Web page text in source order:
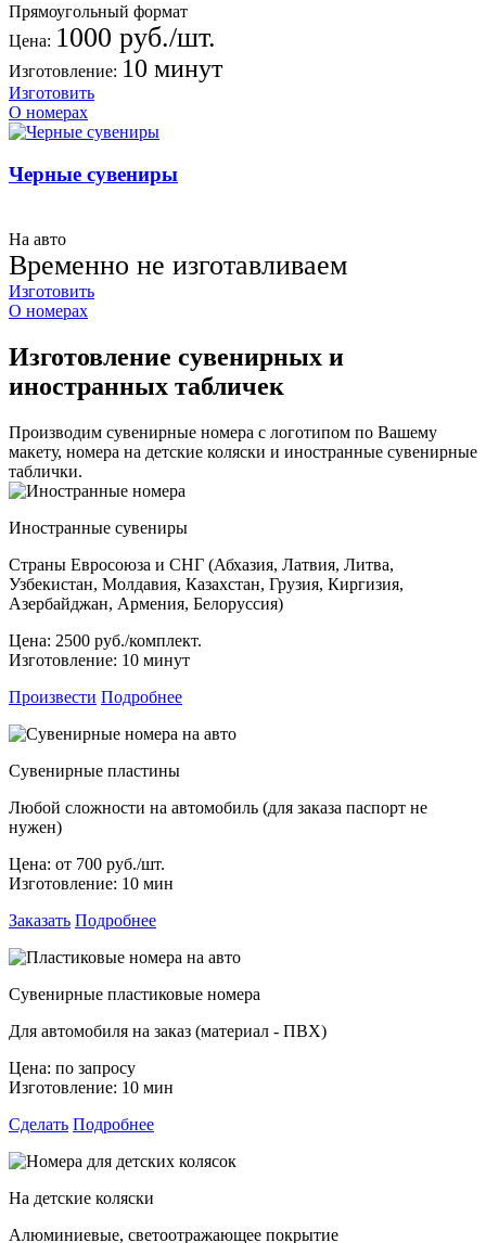
Прямоугольный формат
Цена: 1000 руб./шт.
Изготовление: 10 минут
Изготовить
О номерах
Черные сувениры
На авто
Временно не изготавливаем
Изготовить
О номерах
Изготовление сувенирных и
иностранных табличек
Производим сувенирные номера с логотипом по Вашему
макету, номера на детские коляски и иностранные сувенирные
таблички.
Иностранные сувениры
Страны Евросоюза и СНГ (Абхазия, Латвия, Литва,
Узбекистан, Молдавия, Казахстан, Грузия, Киргизия,
Азербайджан, Армения, Белоруссия)
Цена: 2500 руб./комплект.
Изготовление: 10 минут
Произвести Подробнее
Сувенирные пластины
Любой сложности на автомобиль (для заказа паспорт не
нужен)
Цена: от 700 руб./шт.
Изготовление: 10 мин
Заказать Подробнее
Сувенирные пластиковые номера
Для автомобиля на заказ (материал - ПВХ)
Цена: по запросу
Изготовление: 10 мин
Сделать Подробнее
На детские коляски
Алюминиевые, светоотражающее покрытие